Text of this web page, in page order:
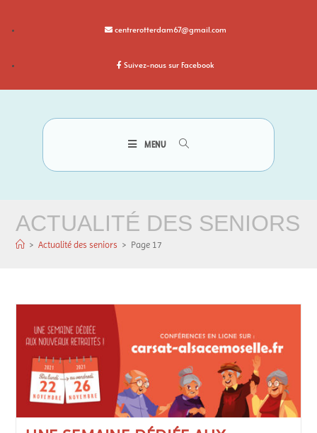
centrerotterdam67@gmail.com
Suivez-nous sur Facebook
MENU
ACTUALITÉ DES SENIORS
> Actualité des seniors > Page 17